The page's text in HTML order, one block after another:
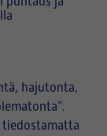
hajutonta,